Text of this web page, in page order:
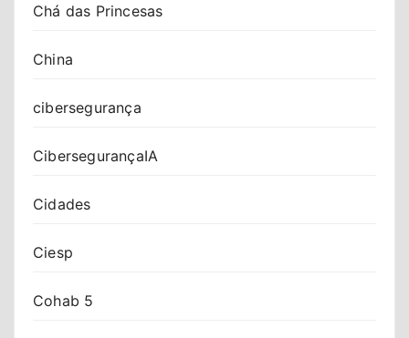
Chá das Princesas
China
cibersegurança
CibersegurançaIA
Cidades
Ciesp
Cohab 5